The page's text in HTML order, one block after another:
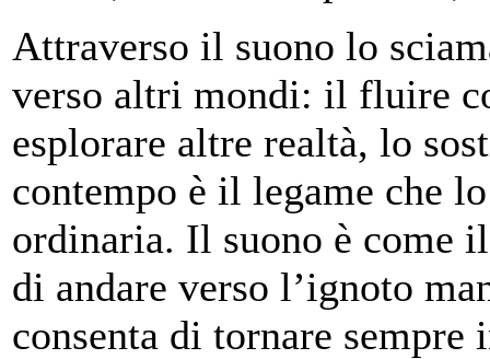
Attraverso il suono lo
verso altri mondi: il fluire
esplorare altre realtà, lo
contempo è il legame che
ordinaria. Il suono è come
di andare verso l’ignoto
consenta di tornare